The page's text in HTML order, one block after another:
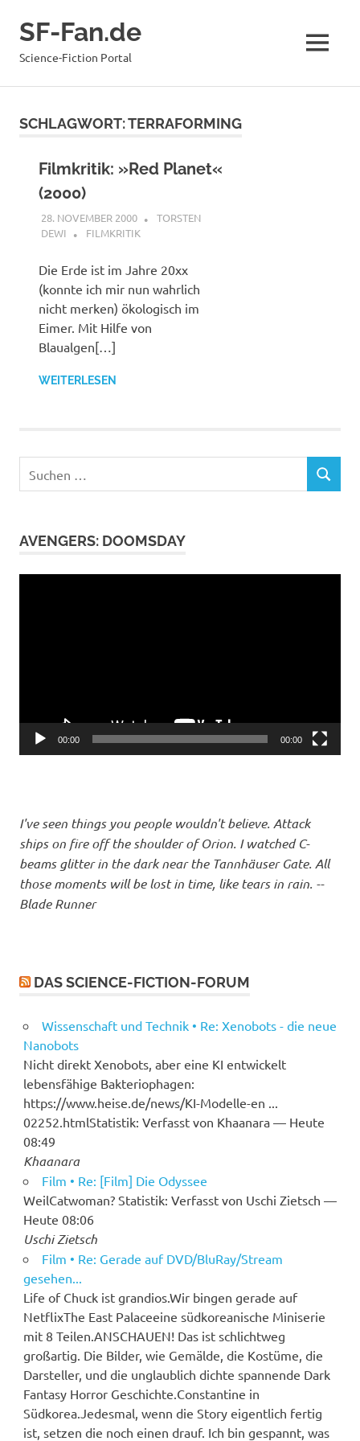
InhaltSF-Fan.de
Science-Fiction Portal MENÜ
SCHLAGWORT:TERRAFORMING
Filmkritik: »Red Planet«
(2000)
28. NOVEMBER 2000
TORSTEN
DEWI
FILMKRITIK
Die Erde ist im Jahre 20xx
(konnte ich mir nun wahrlich
nicht merken) ökologisch im
Eimer. Mit Hilfe von
Blaualgen[…]
WEITERLESEN
nach:
SUCHEN
AVENGERS: DOOMSDAY
00:00 00:00
I've seen things you people wouldn't believe. Attack
ships on fire off the shoulder of Orion. I watched C-
beams glitter in the dark near the Tannhäuser Gate. All
those moments will be lost in time, like tears in rain. --
Blade Runner
DAS SCIENCE-FICTION-FORUM
Wissenschaft und Technik • Re: Xenobots - die neue
Nanobots
Nicht direkt Xenobots, aber eine KI entwickelt
lebensfähige Bakteriophagen:
https://www.heise.de/news/KI-Modelle-en ...
02252.htmlStatistik: Verfasst von Khaanara — Heute
08:49
Khaanara
Film • Re: [Film] Die Odyssee
WeilCatwoman? Statistik: Verfasst von Uschi Zietsch —
Heute 08:06
Uschi Zietsch
Film • Re: Gerade auf DVD/BluRay/Stream
gesehen...
Life of Chuck ist grandios.Wir bingen gerade auf
NetflixThe East Palaceeine südkoreanische Miniserie
mit 8 Teilen.ANSCHAUEN! Das ist schlichtweg
großartig. Die Bilder, wie Gemälde, die Kostüme, die
Darsteller, und die unglaublich dichte spannende Dark
Fantasy Horror Geschichte.Constantine in
Südkorea.Jedesmal, wenn die Story eigentlich fertig
ist, setzen die noch einen drauf. Ich bin gespannt, was